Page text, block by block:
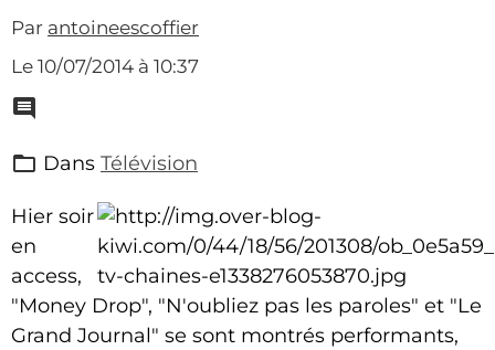
Par antoineescoffier
Le 10/07/2014 à 10:37
Dans Télévision
Hier soir
en
access,
"Money Drop", "N'oubliez pas les paroles" et "Le
Grand Journal" se sont montrés performants,